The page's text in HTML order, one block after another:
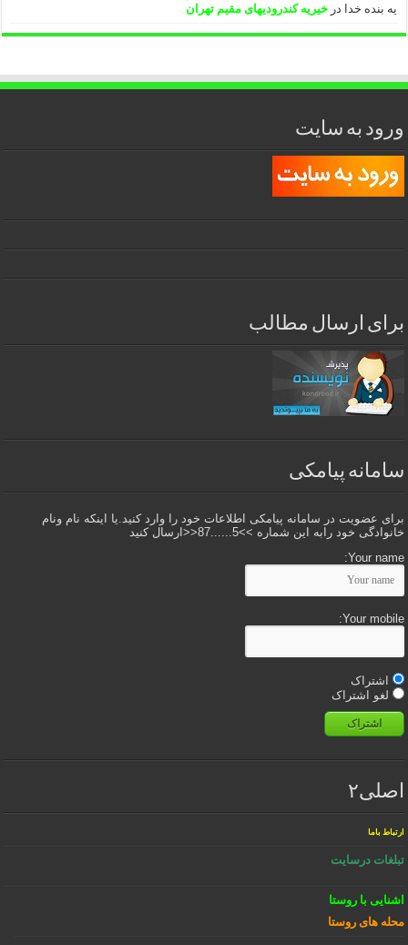
یه بنده خدا درخیریه کندرودیهای مقیم تهران
ورود به سایت
برای ارسال مطالب
سامانه پیامکی
برای عضویت در سامانه پیامکی اطلاعات خود را وارد کنید.یا اینکه نام ونام
خانوادگی خود رابه این شماره >>5......87<<ارسال کنید
Your name:
Your mobile:
اشتراک
لغو اشتراک
اشتراک
اصلی۲
ارتباط باما
تبلغات درسایت
اشنایی با روستا
محله های روستا